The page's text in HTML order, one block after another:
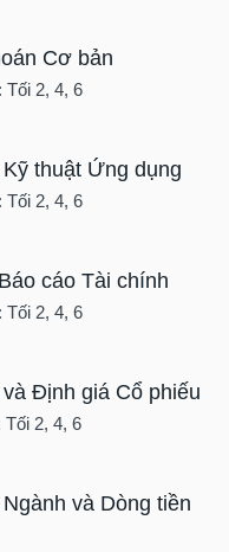
Cơ bản
Tối 2, 4, 6
thuật Ứng dụng
Tối 2, 4, 6
cáo Tài chính
Tối 2, 4, 6
Định giá Cổ phiếu
Tối 2, 4, 6
và Dòng tiền